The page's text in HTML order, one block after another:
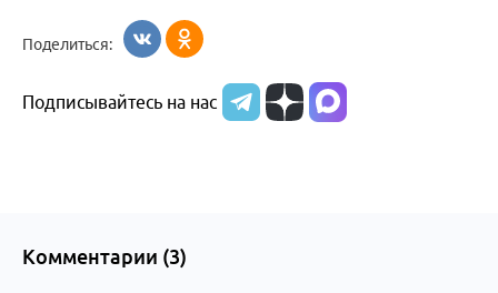
образования
Алтайского
Поделиться:
Подписывайтесь на нас
Комментарии (3)